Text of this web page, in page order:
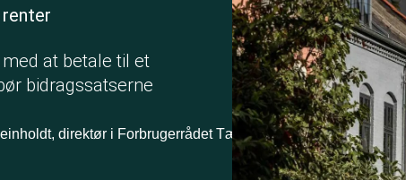
at betale til et
bidragssatserne
direktør i Forbrugerrådet Tænk · Foto: Getty